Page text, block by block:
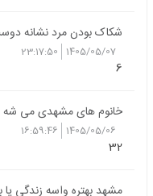
شکاک بودن مرد نشانه
1405/05/07
23:17:50
6
خانوم های مشهدی می شه
1405/05/06
16:59:46
32
مشهد بهتره واسه زندگی یا